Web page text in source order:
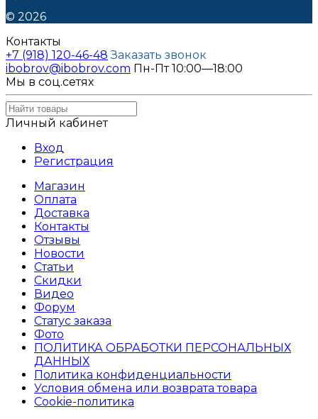
© 2026
Контакты
+7 (918) 120-46-48 Заказать звонок
ibobrov@ibobrov.com Пн-Пт 10:00—18:00
Мы в соц.сетях
Личный кабинет
Вход
Регистрация
Магазин
Оплата
Доставка
Контакты
Отзывы
Новости
Статьи
Скидки
Видео
Форум
Статус заказа
Фото
ПОЛИТИКА ОБРАБОТКИ ПЕРСОНАЛЬНЫХ
ДАННЫХ​
Политика конфиденциальности
Условия обмена или возврата товара
Cookie-политика